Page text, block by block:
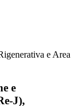
e Area
e
J),